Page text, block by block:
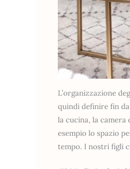
L’organizzazione
quindi definire fin
la cucina, la
esempio lo spazio
tempo. I nostri figli